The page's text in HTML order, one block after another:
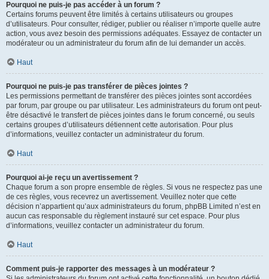
Pourquoi ne puis-je pas accéder à un forum ?
Certains forums peuvent être limités à certains utilisateurs ou groupes
d’utilisateurs. Pour consulter, rédiger, publier ou réaliser n’importe quelle autre
action, vous avez besoin des permissions adéquates. Essayez de contacter un
modérateur ou un administrateur du forum afin de lui demander un accès.
Haut
Pourquoi ne puis-je pas transférer de pièces jointes ?
Les permissions permettant de transférer des pièces jointes sont accordées
par forum, par groupe ou par utilisateur. Les administrateurs du forum ont peut-
être désactivé le transfert de pièces jointes dans le forum concerné, ou seuls
certains groupes d’utilisateurs détiennent cette autorisation. Pour plus
d’informations, veuillez contacter un administrateur du forum.
Haut
Pourquoi ai-je reçu un avertissement ?
Chaque forum a son propre ensemble de règles. Si vous ne respectez pas une
de ces règles, vous recevrez un avertissement. Veuillez noter que cette
décision n’appartient qu’aux administrateurs du forum, phpBB Limited n’est en
aucun cas responsable du règlement instauré sur cet espace. Pour plus
d’informations, veuillez contacter un administrateur du forum.
Haut
Comment puis-je rapporter des messages à un modérateur ?